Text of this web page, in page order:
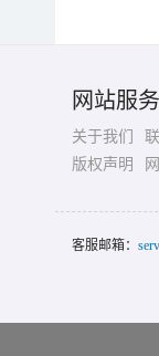
网站服务
关于我们
版权声明
客服邮箱：